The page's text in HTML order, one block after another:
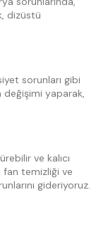
dizüstü
sorunları gibi
yaparak,
ve kalıcı
fan temizliği ve
gideriyoruz.